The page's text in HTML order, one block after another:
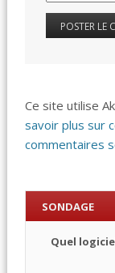
Ce site utilise
savoir plus sur
commentaires
SONDAGE
Quel